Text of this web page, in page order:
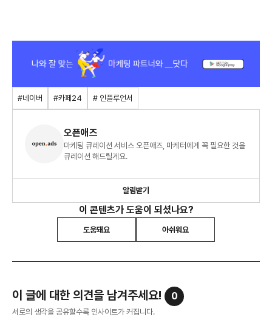
#네이버 #카페24 # 인플루언서
오픈애즈
마케팅 큐레이션 서비스 오픈애즈, 마케터에게 꼭 필요한 것을
큐레이션 해드릴게요.
알림받기
이 콘텐츠가 도움이 되셨나요?
도움돼요 아쉬워요
이 글에 대한 의견을 남겨주세요! 0
서로의 생각을 공유할수록 인사이트가 커집니다.